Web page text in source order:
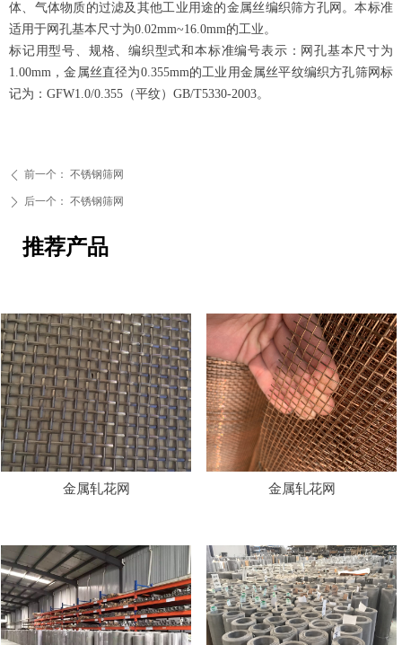
ꄴ 前一个： 不锈钢筛网
ꄲ 后一个： 不锈钢筛网
体、气体物质的过滤及其他工业用途的金属丝编织筛方孔网。本标准
适用于网孔基本尺寸为0.02mm~16.0mm的工业。
标记用型号、规格、编织型式和本标准编号表示：网孔基本尺寸为
1.00mm，金属丝直径为0.355mm的工业用金属丝平纹编织方孔筛网标
记为：GFW1.0/0.355（平纹）GB/T5330-2003。
推荐产品
金属轧花网 金属轧花网